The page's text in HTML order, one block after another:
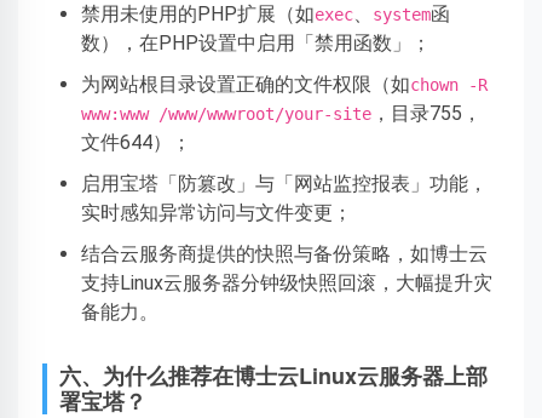
禁用未使用的PHP扩展（如exec、 system函
数），在PHP设置中启用「禁用函数」；
为网站根目录设置正确的文件权限（如chown -R
www:www /www/wwwroot/your-site ，目录755，
文件644）；
启用宝塔「防篡改」与「网站监控报表」功能，
实时感知异常访问与文件变更；
结合云服务商提供的快照与备份策略，如博士云
支持Linux云服务器分钟级快照回滚，大幅提升灾
备能力。
六、为什么推荐在博士云Linux云服务器上部
署宝塔？